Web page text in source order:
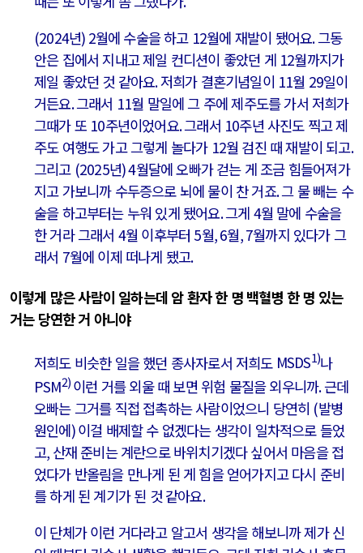
(2024년) 2월에 수술을 하고 12월에 재발이 됐어요.그동
안은 집에서 지내고 제일 컨디션이 좋았던 게 12월까지가
제일 좋았던 것 같아요.저희가 결혼기념일이 11월 29일이
거든요.그래서 11월 말일에 그 주에 제주도를 가서 저희가
그때가 또 10주년이었어요.그래서 10주년 사진도 찍고 제
주도 여행도 가고 그렇게 놀다가 12월 검진 때 재발이 되고.
그리고 (2025년) 4월달에 오빠가 걷는 게 조금 힘들어져가
지고 가보니까 수두증으로 뇌에 물이 찬 거죠.그 물 빼는 수
술을 하고부터는 누워 있게 됐어요.그게 4월 말에 수술을
한 거라 그래서 4월 이후부터 5월, 6월, 7월까지 있다가 그
래서 7월에 이제 떠나게 됐고.
이렇게 많은 사람이 일하는데 암 환자 한 명 백혈병 한 명 있는
거는 당연한 거 아니야
저희도 비슷한 일을 했던 종사자로서 저희도 MSDS1)나
PSM2)이런 거를 외울 때 보면 위험 물질을 외우니까.근데
오빠는 그거를 직접 접촉하는 사람이었으니 당연히 (발병
원인에)이걸 배제할 수 없겠다는 생각이 일차적으로 들었
고, 산재 준비는 계란으로 바위치기겠다 싶어서 마음을 접
었다가 반올림을 만나게 된 게 힘을 얻어가지고 다시 준비
를 하게 된 계기가 된 것 같아요.
이 단체가 이런 거다라고 알고서 생각을 해보니까 제가 신